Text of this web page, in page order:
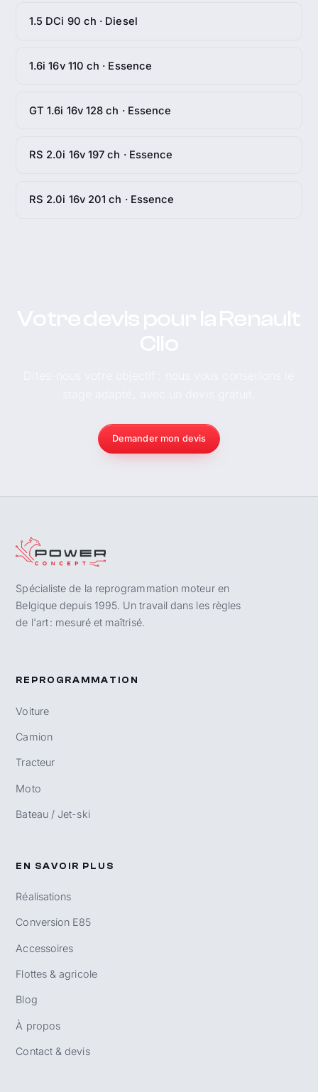
1.5 DCi 90 ch · Diesel
1.6i 16v 110 ch · Essence
GT 1.6i 16v 128 ch · Essence
RS 2.0i 16v 197 ch · Essence
RS 2.0i 16v 201 ch · Essence
Demander mon devis
Spécialiste de la reprogrammation moteur en
Belgique depuis 1995. Un travail dans les règles
de l'art : mesuré et maîtrisé.
REPROGRAMMATION
Voiture
Camion
Tracteur
Moto
Bateau / Jet-ski
EN SAVOIR PLUS
Réalisations
Conversion E85
Accessoires
Flottes & agricole
Blog
À propos
Contact & devis